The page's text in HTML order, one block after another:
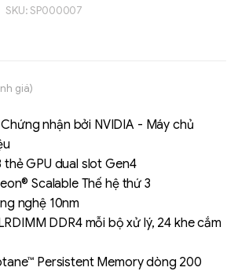
SKU:SP000007
giá)
nhận bởi NVIDIA - Máy chủ
thẻ GPU dual slot Gen4
Scalable Thế hệ thứ 3
nghệ 10nm
DDR4 mỗi bộ xử lý, 24 khe cắm
Persistent Memory dòng 200